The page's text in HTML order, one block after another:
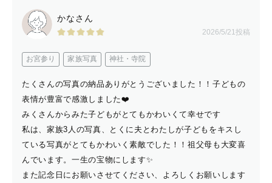
ご相談も大丈夫です！
公式ラインからも承っております◎
ご相談のみでも構いません。
こちらからご追加ください☺️
https://lin.ee/PHWOLhF0
かなさん
2026/5/21投稿
お宮参り 家族写真 神社・寺院
たくさんの写真の納品ありがとうございました！！子どもの
表情が豊富で感激しました❤️
みくさんからみた子どもがとてもかわいくて幸せです
私は、家族3人の写真、とくに夫とわたしが子どもをキスし
ている写真がとてもかわいく素敵でした！！祖父母も大変喜
んでいます。一生の宝物にします✨
また記念日にお願いさせてください、よろしくお願いします